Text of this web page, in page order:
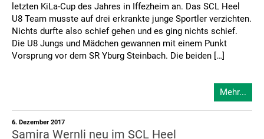
letzten KiLa-Cup des Jahres in Iffezheim an. Das SCL Heel
U8 Team musste auf drei erkrankte junge Sportler verzichten.
Nichts durfte also schief gehen und es ging nichts schief.
Die U8 Jungs und Mädchen gewannen mit einem Punkt
Vorsprung vor dem SR Yburg Steinbach. Die beiden […]
Mehr...
6. Dezember 2017
Samira Wernli neu im SCL Heel